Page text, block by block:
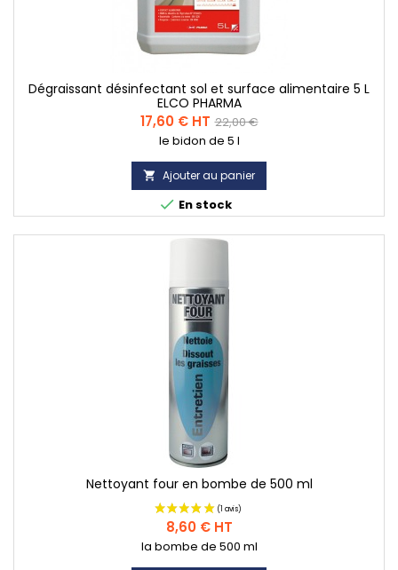
Dégraissant désinfectant sol et surface alimentaire 5 L
ELCO PHARMA
Prix
17,60 € HT Prix
de
base
22,00 €
le bidon de 5 l
 Ajouter au panier
 En stock
Nettoyant four en bombe de 500 ml
Prix
8,60 € HT
la bombe de 500 ml